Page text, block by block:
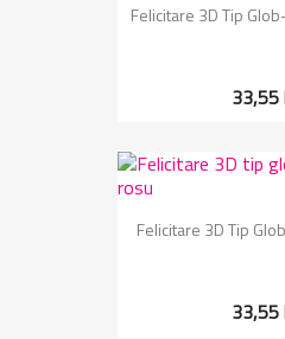
Felicitare 3D Tip
33,55
Felicitare 3D Tip
33,55